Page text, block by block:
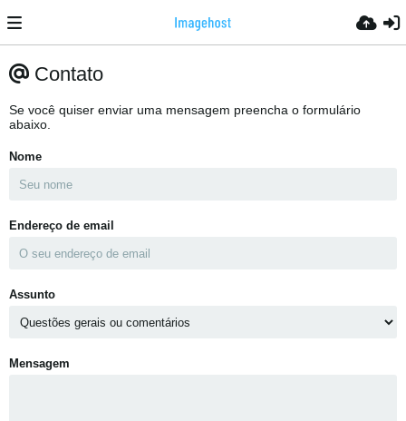
Contato
Se você quiser enviar uma mensagem preencha o formulário
abaixo.
Nome
Endereço de email
Assunto
Mensagem